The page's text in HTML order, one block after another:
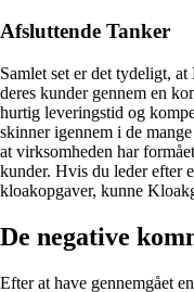
Afsluttende Tanker
Samlet set er det tydeligt,
deres kunder gennem en
hurtig leveringstid og
skinner igennem i de
at virksomheden har
kunder. Hvis du leder efter
kloakopgaver, kunne
De negative
Efter at have gennemgået